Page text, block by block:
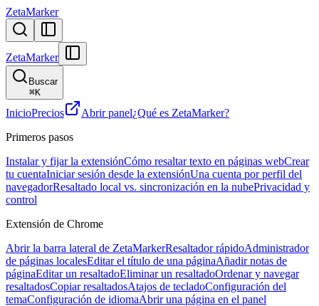
ZetaMarker
ZetaMarker
Buscar
⌘K
InicioPrecios Abrir panel¿Qué es ZetaMarker?
Primeros pasos
Instalar y fijar la extensiónCómo resaltar texto en páginas webCrear
tu cuentaIniciar sesión desde la extensiónUna cuenta por perfil del
navegadorResaltado local vs. sincronización en la nubePrivacidad y
control
Extensión de Chrome
Abrir la barra lateral de ZetaMarkerResaltador rápidoAdministrador
de páginas localesEditar el título de una páginaAñadir notas de
páginaEditar un resaltadoEliminar un resaltadoOrdenar y navegar
resaltadosCopiar resaltadosAtajos de tecladoConfiguración del
temaConfiguración de idiomaAbrir una página en el panel